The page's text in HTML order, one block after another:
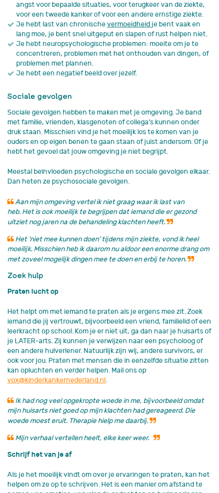
angst voor bepaalde situaties, voor terugkeer van de ziekte,
voor een tweede kanker of voor een andere ernstige ziekte.
Je hebt last van chronischevermoeidheid je bent vaak en
lang moe, je bent snel uitgeput en slapen of rust helpen niet.
Je hebt neuropsychologische problemen: moeite om je te
concentreren, problemen met het onthouden van dingen, of
problemen met plannen.
Je hebt een negatief beeld over jezelf.
Sociale gevolgen
Sociale gevolgen hebben te maken met je omgeving. Je band
met familie, vrienden, klasgenoten of collega’s kunnen onder
druk staan. Misschien vind je het moeilijk los te komen van je
ouders en op eigen benen te gaan staan of juist andersom. Of je
hebt het gevoel dat jouw omgeving je niet begrijpt.
Meestal beïnvloeden psychologische en sociale gevolgen elkaar.
Dan heten ze psychosociale gevolgen.
Aan mijn omgeving vertel ik niet graag waar ik last van
heb. Het is ook moeilijk te begrijpen dat iemand die er gezond
uitziet nog jaren na de behandeling klachten heeft.
Het ‘niet mee kunnen doen’ tijdens mijn ziekte, vond ik heel
moeilijk. Misschien heb ik daarom nu aldoor een enorme drang om
met zoveel mogelijk dingen mee te doen en erbij te horen.
Zoek hulp
Praten lucht op
Het helpt om met iemand te praten als je ergens mee zit. Zoek
iemand die jij vertrouwt, bijvoorbeeld een vriend, familielid of een
leerkracht op school. Kom je er niet uit, ga dan naar je huisarts of
je LATER-arts. Zij kunnen je verwijzen naar een psycholoog of
een andere hulverlener. Natuurlijk zijn wij, andere survivors, er
ook voor jou. Praten met mensen die in eenzelfde situatie zitten
kan opluchten en verder helpen. Mail ons op
vox@kinderkankernederland.nl.
Ik had nog veel opgekropte woede in me, bijvoorbeeld omdat
mijn huisarts niet goed op mijn klachten had gereageerd. Die
woede moest eruit. Therapie hielp me daarbij.
Mijn verhaal vertellen heelt, elke keer weer.
Schrijf het van je af
Als je het moeilijk vindt om over je ervaringen te praten, kan het
helpen om ze op te schrijven. Het is een manier om afstand te